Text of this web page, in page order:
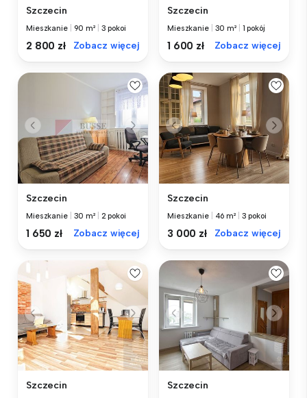
Szczecin
Mieszkanie 90 m² 3 pokoi
2 800 zł Zobacz więcej
Szczecin
Mieszkanie 30 m² 1 pokój
1 600 zł Zobacz więcej
Szczecin
Mieszkanie 30 m² 2 pokoi
1 650 zł Zobacz więcej
Szczecin
Mieszkanie 46 m² 3 pokoi
3 000 zł Zobacz więcej
Szczecin Szczecin